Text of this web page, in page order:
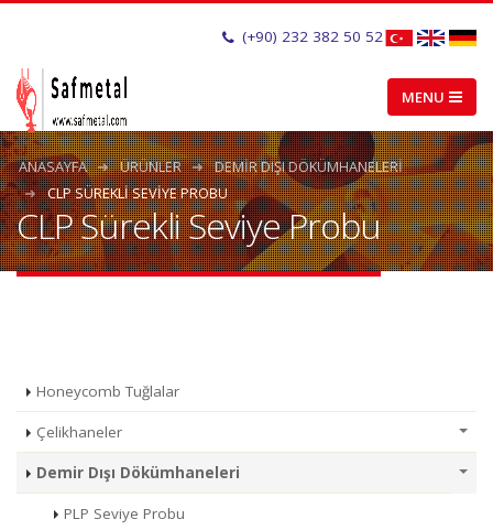
(+90) 232 382 50 52
ANASAYFA ÜRÜNLER
DEMIR DIŞI DÖKÜMHANELERI
CLP SÜREKLI SEVIYE PROBU
CLP Sürekli Seviye Probu
Honeycomb Tuğlalar
Çelikhaneler
Demir Dışı Dökümhaneleri
PLP Seviye Probu